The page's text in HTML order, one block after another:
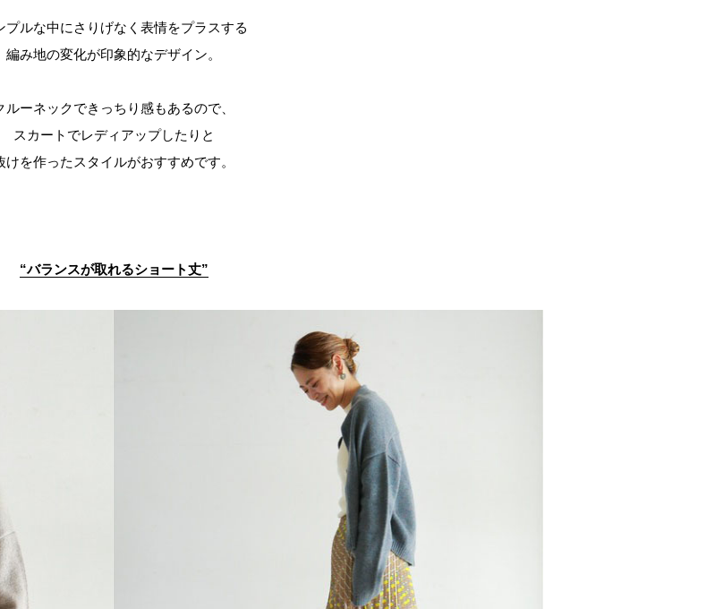
プルな中にさりげなく表情をプラスする
編み地の変化が印象的なデザイン。
ルーネックできっちり感もあるので、
スカートでレディアップしたりと
けを作ったスタイルがおすすめです。
“バランスが取れるショート丈”